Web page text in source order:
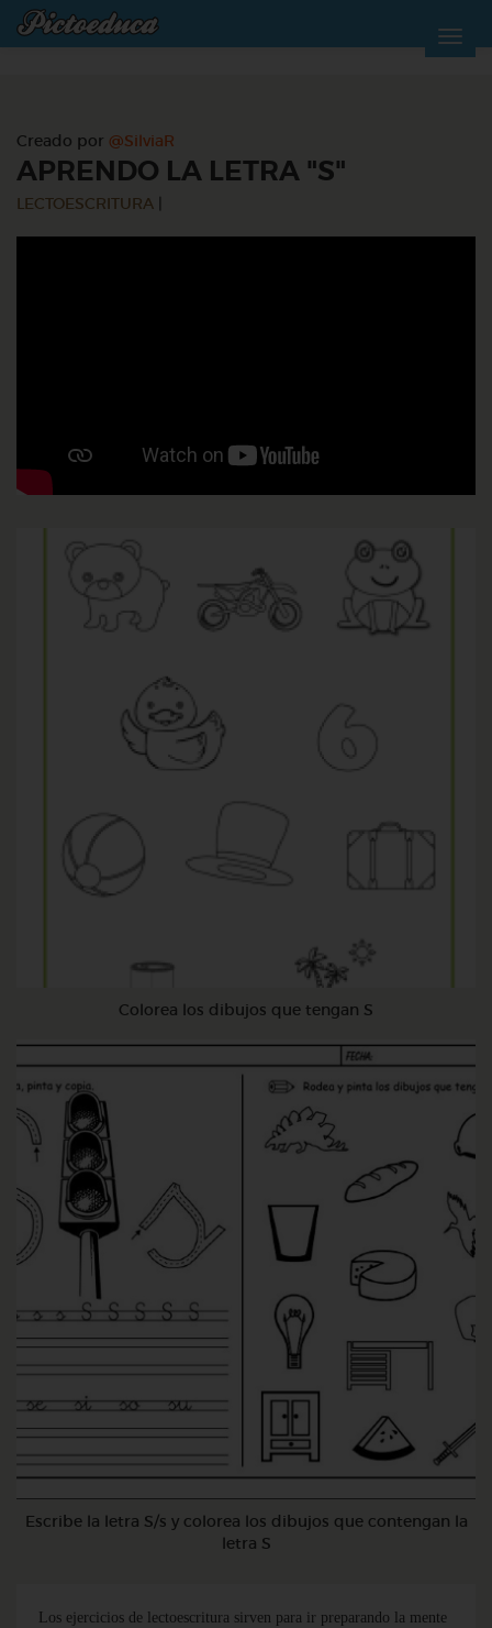
Creado por @SilviaR
APRENDO LA LETRA "S"
LECTOESCRITURA
Colorea los dibujos que tengan S
Escribe la letra S/s y colorea los dibujos que contengan la
letra S
Los ejercicios de lectoescritura sirven para ir preparando la mente